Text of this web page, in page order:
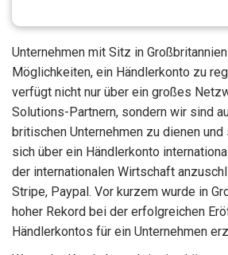
Unternehmen mit Sitz in
Möglichkeiten, ein Händlerkonto zu
verfügt nicht nur über ein großes
Solutions-Partnern, sondern wir sind
britischen Unternehmen zu dienen
sich über ein Händlerkonto
der internationalen Wirtschaft
Stripe, Paypal. Vor kurzem wurde in
hoher Rekord bei der erfolgreichen
Händlerkontos für ein Unternehmen